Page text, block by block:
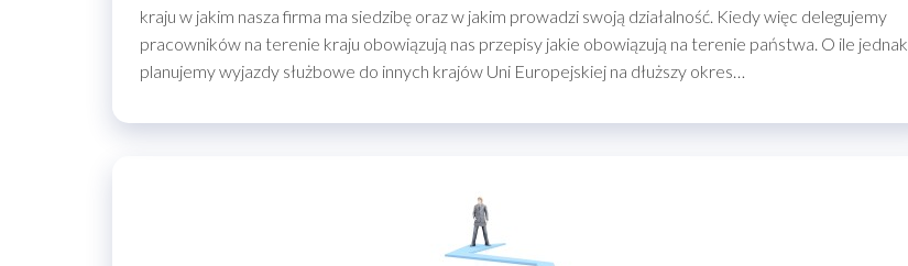
kraju w jakim nasza firma ma siedzibę oraz w jakim prowadzi swoją działalność. Kiedy więc delegujemy
pracowników na terenie kraju obowiązują nas przepisy jakie obowiązują na terenie państwa. O ile jednak
planujemy wyjazdy służbowe do innych krajów Uni Europejskiej na dłuższy okres…